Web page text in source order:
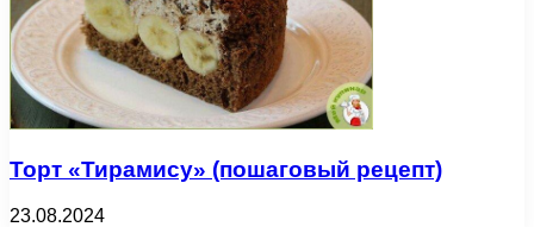
Торт «Тирамису» (пошаговый рецепт)
23.08.2024